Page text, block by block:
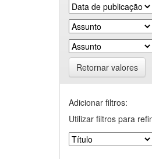
Retornar valores
Adicionar filtros:
Utilizar filtros para